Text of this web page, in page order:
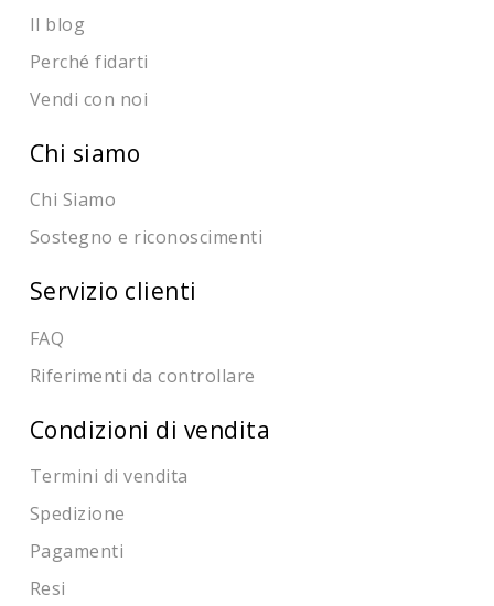
Il blog
Perché fidarti
Vendi con noi
Chi siamo
Chi Siamo
Sostegno e riconoscimenti
Servizio clienti
FAQ
Riferimenti da controllare
Condizioni di vendita
Termini di vendita
Spedizione
Pagamenti
Resi